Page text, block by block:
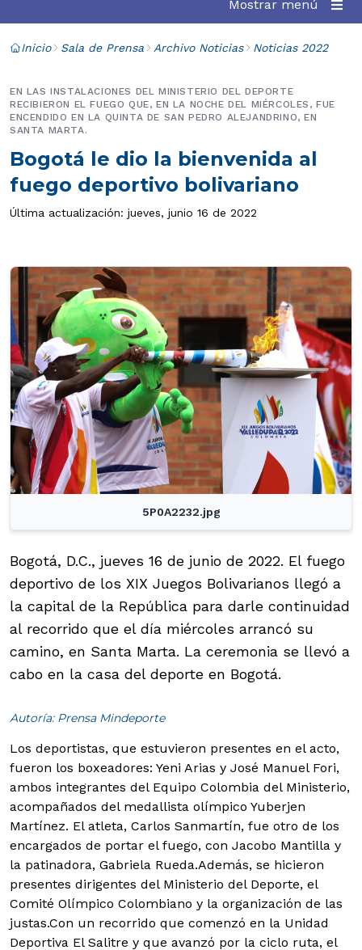
Mostrar menú
Inicio Sala de Prensa Archivo Noticias Noticias 2022
Bogotá le dio la bienvenida al
fuego deportivo bolivariano
EN LAS INSTALACIONES DEL MINISTERIO DEL DEPORTE
RECIBIERON EL FUEGO QUE, EN LA NOCHE DEL MIÉRCOLES, FUE
ENCENDIDO EN LA QUINTA DE SAN PEDRO ALEJANDRINO, EN
SANTA MARTA.
Última actualización: jueves, junio 16 de 2022
5P0A2232.jpg
Bogotá, D.C., jueves 16 de junio de 2022. El fuego
deportivo de los XIX Juegos Bolivarianos llegó a
la capital de la República para darle continuidad
al recorrido que el día miércoles arrancó su
camino, en Santa Marta. La ceremonia se llevó a
cabo en la casa del deporte en Bogotá.
Autoría: Prensa Mindeporte
Los deportistas, que estuvieron presentes en el acto,
fueron los boxeadores: Yeni Arias y José Manuel Fori,
ambos integrantes del Equipo Colombia del Ministerio,
acompañados del medallista olímpico Yuberjen
Martínez. El atleta, Carlos Sanmartín, fue otro de los
encargados de portar el fuego, con Jacobo Mantilla y
la patinadora, Gabriela Rueda.Además, se hicieron
presentes dirigentes del Ministerio del Deporte, el
Comité Olímpico Colombiano y la organización de las
justas.Con un recorrido que comenzó en la Unidad
Deportiva El Salitre y que avanzó por la ciclo ruta, el